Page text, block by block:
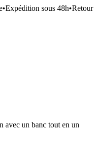
•Expédition sous 48h•Retour
avec un banc tout en un